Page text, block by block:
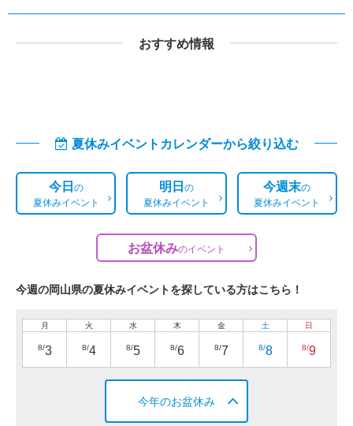
おすすめ情報
夏休みイベントカレンダーから絞り込む
今日の
夏休みイベント
明日の
夏休みイベント
今週末の
夏休みイベント
お盆休みのイベント
今週の岡山県の夏休みイベントを探している方はこちら！
月
8/3
火
8/4
水
8/5
木
8/6
金
8/7
土
8/8
日
8/9
今年のお盆休み